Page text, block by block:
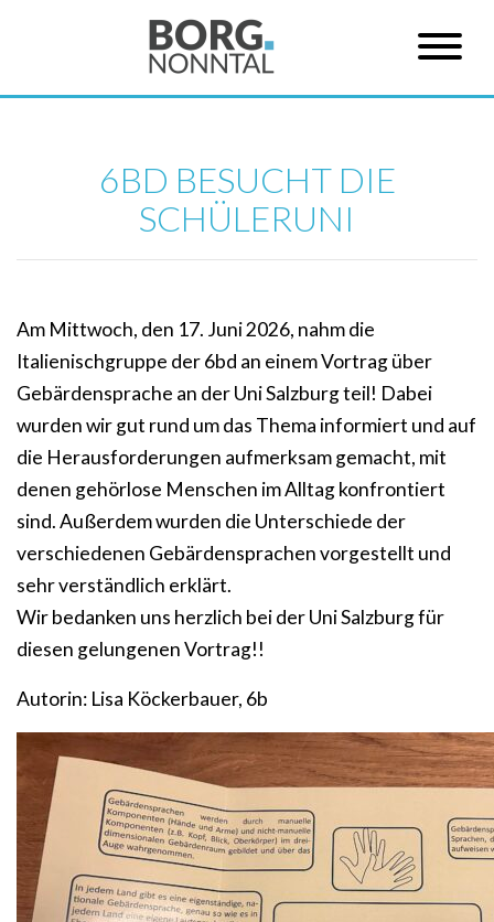
6BD BESUCHT DIE
SCHÜLERUNI
Am Mittwoch, den 17. Juni 2026, nahm die
Italienischgruppe der 6bd an einem Vortrag über
Gebärdensprache an der Uni Salzburg teil! Dabei
wurden wir gut rund um das Thema informiert und auf
die Herausforderungen aufmerksam gemacht, mit
denen gehörlose Menschen im Alltag konfrontiert
sind. Außerdem wurden die Unterschiede der
verschiedenen Gebärdensprachen vorgestellt und
sehr verständlich erklärt.
Wir bedanken uns herzlich bei der Uni Salzburg für
diesen gelungenen Vortrag!!
Autorin: Lisa Köckerbauer, 6b